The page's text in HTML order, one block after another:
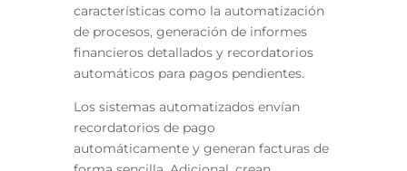
características como la automatización
de procesos, generación de informes
financieros detallados y recordatorios
automáticos para pagos pendientes.
Los sistemas automatizados envían
recordatorios de pago
automáticamente y generan facturas de